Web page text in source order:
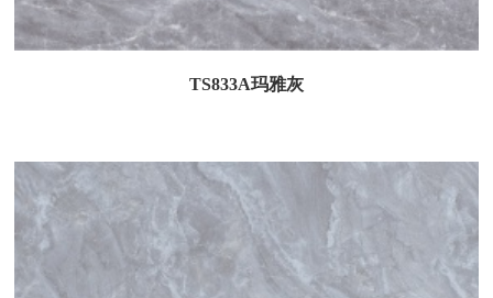
TS833A玛雅灰